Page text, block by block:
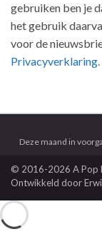
gebruiken ben je
het gebruik
voor de
Privacyverklaring.
Deze maand in
© 2016-2026 A Pop
Ontwikkeld door